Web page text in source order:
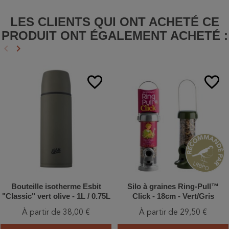
LES CLIENTS QUI ONT ACHETÉ CE
PRODUIT ONT ÉGALEMENT ACHETÉ :
Précédent
keyboard_arrow_left Suivant
keyboard_arrow_right
favorite_border
Bouteille isotherme Esbit
"Classic" vert olive - 1L / 0.75L
À partir de 38,00 €
favorite_border
Silo à graines Ring-Pull™
Click - 18cm - Vert/Gris
À partir de 29,50 €